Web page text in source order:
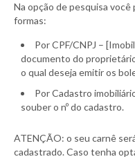
Na opção de pesquisa você
formas:
Por CPF/CNPJ –
documento do
o qual deseja emitir os
Por Cadastro
souber o nº do cadastro.
ATENÇÃO: o seu carnê
cadastrado. Caso tenha